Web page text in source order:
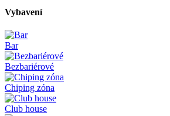
Vybavení
Bar
Bezbariérové
Chiping zóna
Club house